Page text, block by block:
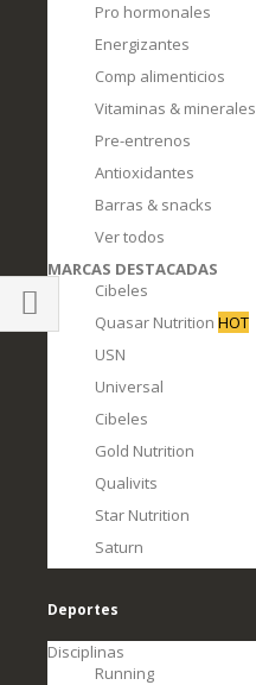
Pro hormonales
Energizantes
Comp alimenticios
Vitaminas & minerales
Pre-entrenos
Antioxidantes
Barras & snacks
Ver todos
MARCAS DESTACADAS
Cibeles
Quasar Nutrition HOT
USN
Universal
Cibeles
Gold Nutrition
Qualivits
Star Nutrition
Saturn
Deportes
Disciplinas
Running
Comprar